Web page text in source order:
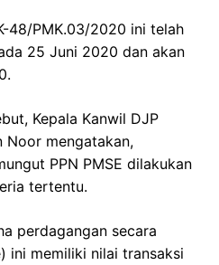
48/PMK.03/2020 ini telah
25 Juni 2020 dan akan
Kepala Kanwil DJP
Noor mengatakan,
PPN PMSE dilakukan
tertentu.
perdagangan secara
ini memiliki nilai transaksi